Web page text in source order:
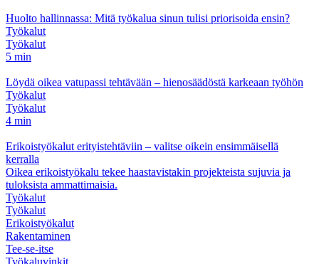
Huolto hallinnassa: Mitä työkalua sinun tulisi priorisoida ensin?
Työkalut
Työkalut
5 min
Löydä oikea vatupassi tehtävään – hienosäädöstä karkeaan työhön
Työkalut
Työkalut
4 min
Erikoistyökalut erityistehtäviin – valitse oikein ensimmäisellä
kerralla
Oikea erikoistyökalu tekee haastavistakin projekteista sujuvia ja
tuloksista ammattimaisia.
Työkalut
Työkalut
Erikoistyökalut
Rakentaminen
Tee-se-itse